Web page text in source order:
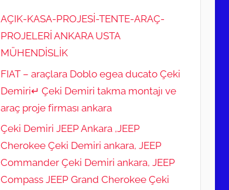
AÇIK-KASA-PROJESİ-TENTE-ARAÇ-
PROJELERİ ANKARA USTA
MÜHENDİSLİK
FIAT – araçlara Doblo egea ducato Çeki
Demiri↵ Çeki Demiri takma montajı ve
araç proje firması ankara
Çeki Demiri JEEP Ankara ,JEEP
Cherokee Çeki Demiri ankara, JEEP
Commander Çeki Demiri ankara, JEEP
Compass JEEP Grand Cherokee Çeki